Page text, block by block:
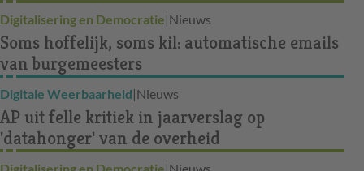
Digitalisering en Democratie|Nieuws
Soms hoffelijk, soms kil: automatische emails
van burgemeesters
Digitale Weerbaarheid|Nieuws
AP uit felle kritiek in jaarverslag op
'datahonger' van de overheid
Digitalisering en Democratie|Nieuws